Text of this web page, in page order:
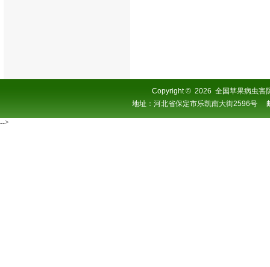
Copyright© 2026 全国苹果病虫害
地址：河北省保定市乐凯南大街2596
-->